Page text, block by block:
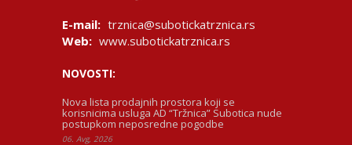
E-mail: trznica@subotickatrznica.rs
Web: www.subotickatrznica.rs
NOVOSTI:
Nova lista prodajnih prostora koji se
korisnicima usluga AD “Tržnica” Subotica nude
postupkom neposredne pogodbe
06. Avg, 2026